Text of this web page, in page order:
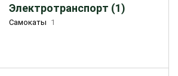
Электротранспорт (1)
Самокаты 1